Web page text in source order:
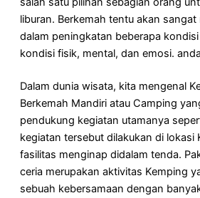
liburan. Berkemah tentu akan
dalam peningkatan beberapa
kondisi fisik, mental, dan emosi.
Dalam dunia wisata, kita mengenal
Berkemah Mandiri atau Camping
pendukung kegiatan utamanya
kegiatan tersebut dilakukan di lokasi
fasilitas menginap didalam tenda.
ceria merupakan aktivitas Kemping
sebuah kebersamaan dengan